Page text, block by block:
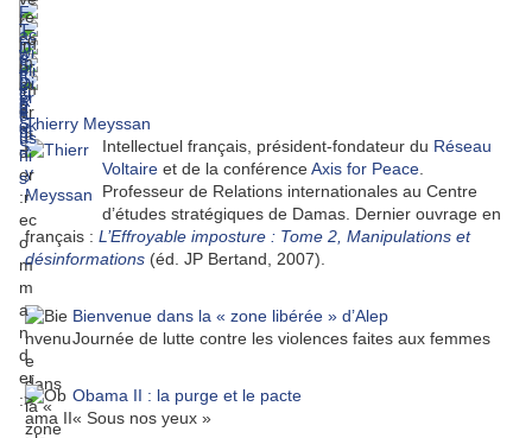
Thierry Meyssan
Intellectuel français, président-fondateur du Réseau
Voltaire et de la conférenceAxis for Peace
Professeur de Relations internationales au Centre
d’études stratégiques de Damas. Dernier ouvrage en
français : L’Effroyable imposture : Tome 2, Manipulations et
désinformations (éd. JP Bertand, 2007).
Bienvenue dans la « zone libérée » d’Alep
Journée de lutte contre les violences faites aux femmes
Obama II : la purge et le pacte
« Sous nos yeux »